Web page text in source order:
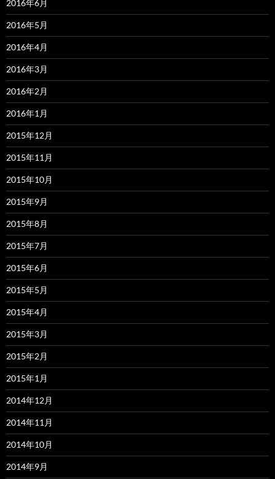
2016年6月
2016年5月
2016年4月
2016年3月
2016年2月
2016年1月
2015年12月
2015年11月
2015年10月
2015年9月
2015年8月
2015年7月
2015年6月
2015年5月
2015年4月
2015年3月
2015年2月
2015年1月
2014年12月
2014年11月
2014年10月
2014年9月